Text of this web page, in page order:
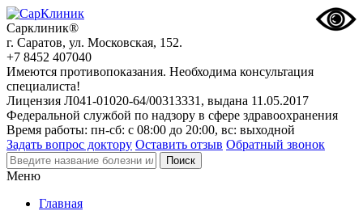
Сарклиник®
г. Саратов, ул. Московская, 152.
+7 8452 407040
Имеются противопоказания. Необходима консультация
специалиста!
Лицензия Л041-01020-64/00313331, выдана 11.05.2017
Федеральной службой по надзору в сфере здравоохранения
Время работы: пн-сб: с 08:00 до 20:00, вс: выходной
Задать вопрос доктору Оставить отзыв Обратный звонок
Меню
Главная